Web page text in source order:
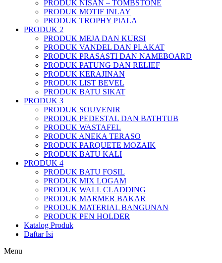
PRODUK NISAN – TOMBSTONE
PRODUK MOTIF INLAY
PRODUK TROPHY PIALA
PRODUK 2
PRODUK MEJA DAN KURSI
PRODUK VANDEL DAN PLAKAT
PRODUK PRASASTI DAN NAMEBOARD
PRODUK PATUNG DAN RELIEF
PRODUK KERAJINAN
PRODUK LIST BEVEL
PRODUK BATU SIKAT
PRODUK 3
PRODUK SOUVENIR
PRODUK PEDESTAL DAN BATHTUB
PRODUK WASTAFEL
PRODUK ANEKA TERASO
PRODUK PARQUETE MOZAIK
PRODUK BATU KALI
PRODUK 4
PRODUK BATU FOSIL
PRODUK MIX LOGAM
PRODUK WALL CLADDING
PRODUK MARMER BAKAR
PRODUK MATERIAL BANGUNAN
PRODUK PEN HOLDER
Katalog Produk
Daftar Isi
Menu